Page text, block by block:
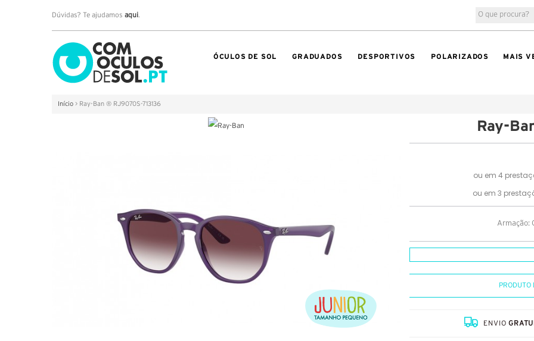
Dúvidas? Te ajudamos aqui.
ÓCULOS DE SOL GRADUADOS DESPORTIVOS POLARIZADOS MAIS
Início > Ray-Ban ® RJ9070S-713136
Ray-
Armação:
PRODUTO
ENVIO